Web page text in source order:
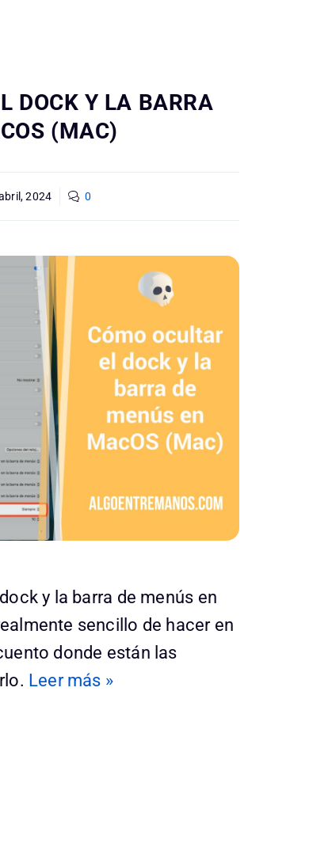
DOCK Y LA BARRA
(MAC)
2024 0
y la barra de menús en
sencillo de hacer en
donde están las
Leer más »